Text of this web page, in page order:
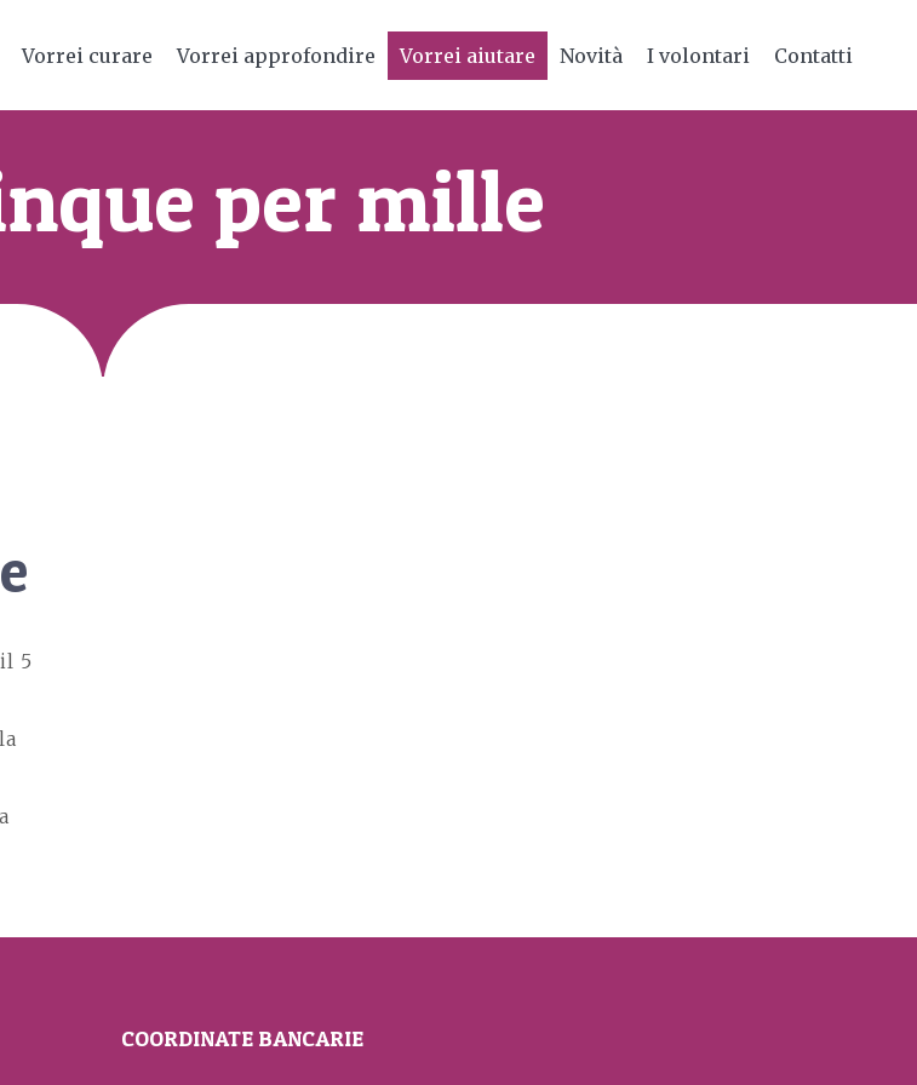
Vorrei curare Vorrei approfondire Vorrei aiutare Novità I volontari Contatti
per mille
5
COORDINATE BANCARIE